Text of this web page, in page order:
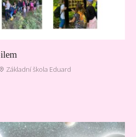
Základní škola Eduard